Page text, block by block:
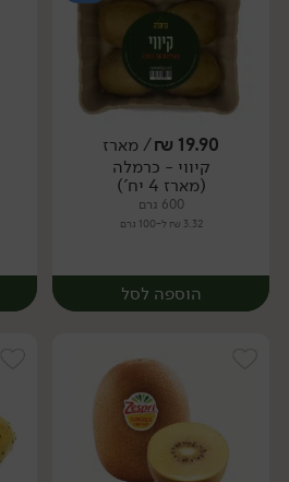
יח׳
19.90
₪/ מארז
קיווי - כרמלה
(מארז 4 יח')
600 גרם
3.32 ₪ ל-100 גרם
הוספה לסל